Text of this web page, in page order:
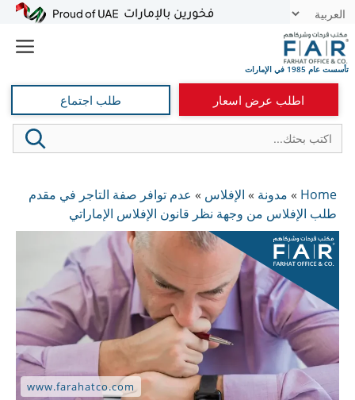
انتقل
المحتوى
اطلب عرض اسعار طلب اجتماع
Home
» مدونة » الإفلاس » عدم توافر صفة التاجر في مقدم
طلب الإفلاس من وجهة نظر قانون الإفلاس الإماراتي